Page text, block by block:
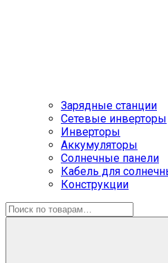
Зарядные станции
Сетевые инверторы
Инверторы
Аккумуляторы
Солнечные панели
Кабель для
Конструкции